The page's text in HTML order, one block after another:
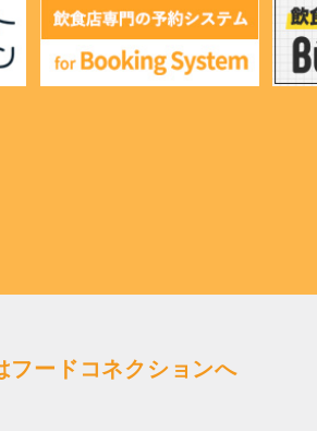
フードコネクションへ